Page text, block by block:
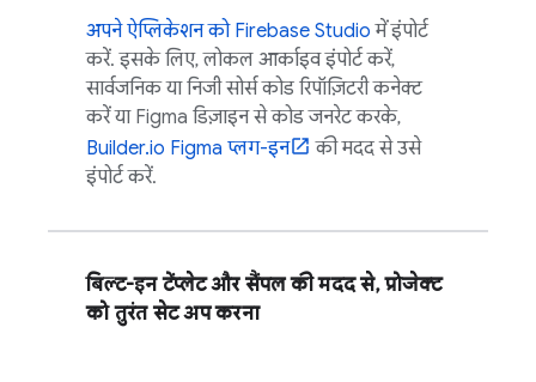
अपने ऐप्लिकेशन को Firebase Studio में इंपोर्ट
करें. इसके लिए, लोकल आर्काइव इंपोर्ट करें,
सार्वजनिक या निजी सोर्स कोड रिपॉज़िटरी कनेक्ट
करें या Figma डिज़ाइन से कोड जनरेट करके,
Builder.io Figma प्लग-इन
की मदद से उसे
इंपोर्ट करें.
बिल्ट-इन टेंप्लेट और सैंपल की मदद से, प्रोजेक्ट
को तुरंत सेट अप करना